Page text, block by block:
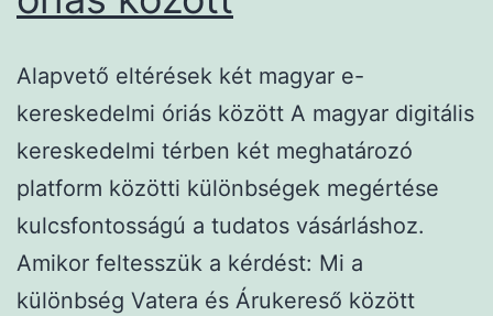
Alapvető eltérések két magyar e-
kereskedelmi óriás között A magyar digitális
kereskedelmi térben két meghatározó
platform közötti különbségek megértése
kulcsfontosságú a tudatos vásárláshoz.
Amikor feltesszük a kérdést: Mi a
különbség Vatera és Árukereső között